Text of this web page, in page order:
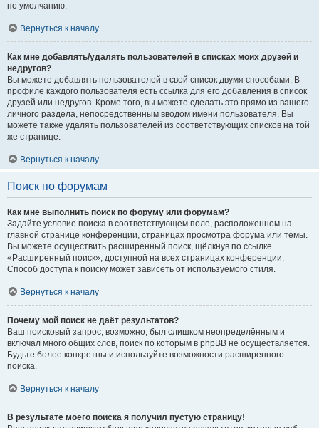
по умолчанию.
Вернуться к началу
Как мне добавлять/удалять пользователей в списках моих друзей и
недругов?
Вы можете добавлять пользователей в свой список двумя способами. В
профиле каждого пользователя есть ссылка для его добавления в список
друзей или недругов. Кроме того, вы можете сделать это прямо из вашего
личного раздела, непосредственным вводом имени пользователя. Вы
можете также удалять пользователей из соответствующих списков на той
же странице.
Вернуться к началу
Поиск по форумам
Как мне выполнить поиск по форуму или форумам?
Задайте условие поиска в соответствующем поле, расположенном на
главной странице конференции, страницах просмотра форума или темы.
Вы можете осуществить расширенный поиск, щёлкнув по ссылке
«Расширенный поиск», доступной на всех страницах конференции.
Способ доступа к поиску может зависеть от используемого стиля.
Вернуться к началу
Почему мой поиск не даёт результатов?
Ваш поисковый запрос, возможно, был слишком неопределённым и
включал много общих слов, поиск по которым в phpBB не осуществляется.
Будьте более конкретны и используйте возможности расширенного
поиска.
Вернуться к началу
В результате моего поиска я получил пустую страницу!